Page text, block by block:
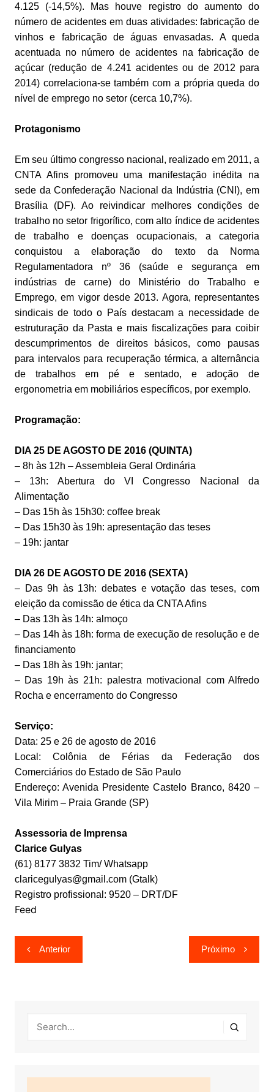
4.125 (-14,5%). Mas houve registro do aumento do
número de acidentes em duas atividades: fabricação de
vinhos e fabricação de águas envasadas. A queda
acentuada no número de acidentes na fabricação de
açúcar (redução de 4.241 acidentes ou de 2012 para
2014) correlaciona-se também com a própria queda do
nível de emprego no setor (cerca 10,7%).
Protagonismo
Em seu último congresso nacional, realizado em 2011, a
CNTA Afins promoveu uma manifestação inédita na
sede da Confederação Nacional da Indústria (CNI), em
Brasília (DF). Ao reivindicar melhores condições de
trabalho no setor frigorífico, com alto índice de acidentes
de trabalho e doenças ocupacionais, a categoria
conquistou a elaboração do texto da Norma
Regulamentadora nº 36 (saúde e segurança em
indústrias de carne) do Ministério do Trabalho e
Emprego, em vigor desde 2013. Agora, representantes
sindicais de todo o País destacam a necessidade de
estruturação da Pasta e mais fiscalizações para coibir
descumprimentos de direitos básicos, como pausas
para intervalos para recuperação térmica, a alternância
de trabalhos em pé e sentado, e adoção de
ergonometria em mobiliários específicos, por exemplo.
Programação:
DIA 25 DE AGOSTO DE 2016 (QUINTA)
– 8h às 12h – Assembleia Geral Ordinária
– 13h: Abertura do VI Congresso Nacional da
Alimentação
– Das 15h às 15h30: coffee break
– Das 15h30 às 19h: apresentação das teses
– 19h: jantar
DIA 26 DE AGOSTO DE 2016 (SEXTA)
– Das 9h às 13h: debates e votação das teses, com
eleição da comissão de ética da CNTA Afins
– Das 13h às 14h: almoço
– Das 14h às 18h: forma de execução de resolução e de
financiamento
– Das 18h às 19h: jantar;
– Das 19h às 21h: palestra motivacional com Alfredo
Rocha e encerramento do Congresso
Serviço:
Data: 25 e 26 de agosto de 2016
Local: Colônia de Férias da Federação dos
Comerciários do Estado de São Paulo
Endereço: Avenida Presidente Castelo Branco, 8420 –
Vila Mirim – Praia Grande (SP)
Assessoria de Imprensa
Clarice Gulyas
(61) 8177 3832 Tim/ Whatsapp
claricegulyas@gmail.com (Gtalk)
Registro profissional: 9520 – DRT/DF
Feed
Navegação
de
Anterior Próximo